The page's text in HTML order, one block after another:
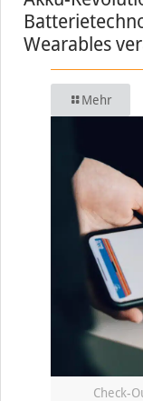
Wearables
Mehr
Check-